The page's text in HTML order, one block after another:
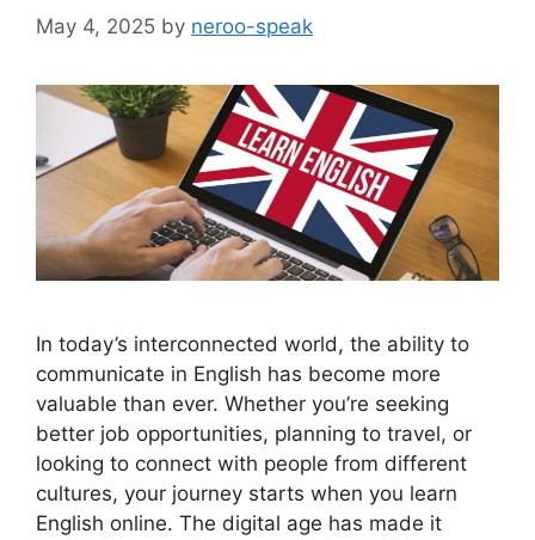
May 4, 2025 by neroo-speak
In today’s interconnected world, the ability to
communicate in English has become more
valuable than ever. Whether you’re seeking
better job opportunities, planning to travel, or
looking to connect with people from different
cultures, your journey starts when you learn
English online. The digital age has made it